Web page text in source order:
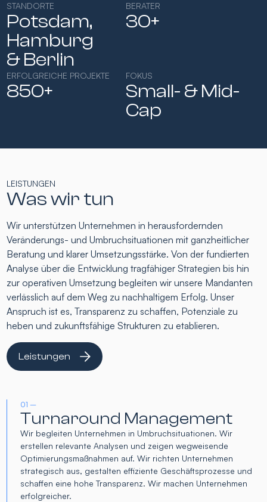
STANDORTE
Potsdam,
Hamburg​
& Berlin
BERATER
30+
ERFOLGREICHE PROJEKTE
850+
FOKUS
Small- & Mid-
Cap​
LEISTUNGEN
Was wir tun
Wir unterstützen Unternehmen in herausfordernden
Veränderungs- und Umbruchsituationen mit ganzheitlicher
Beratung und klarer Umsetzungsstärke. Von der fundierten
Analyse über die Entwicklung tragfähiger Strategien bis hin
zur operativen Umsetzung begleiten wir unsere Mandanten
verlässlich auf dem Weg zu nachhaltigem Erfolg. Unser
Anspruch ist es, Transparenz zu schaffen, Potenziale zu
heben und zukunftsfähige Strukturen zu etablieren.
Leistungen
01 –
Turnaround Management
Wir begleiten Unternehmen in Umbruchsituationen. Wir
erstellen relevante Analysen und zeigen wegweisende
Optimierungsmaßnahmen auf. Wir richten Unternehmen
strategisch aus, gestalten effiziente Geschäftsprozesse und
schaffen eine hohe Transparenz. Wir machen Unternehmen
erfolgreicher.